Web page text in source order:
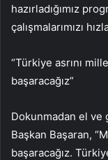
hazırladığımız
çalışmalarımızı
“Türkiye asrını
başaracağız”
Dokunmadan el ve
Başkan Başaran,
başaracağız.